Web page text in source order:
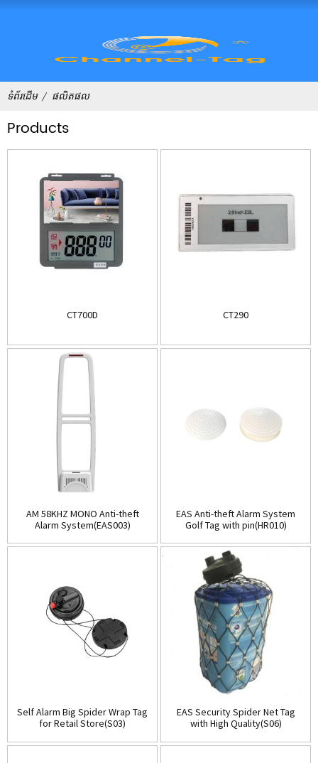
ទំព័រដើម ផលិតផល
Products
CT700D CT290
AM 58KHZ MONO Anti-theft
Alarm System(EAS003)
EAS Anti-theft Alarm System
Golf Tag with pin(HR010)
Self Alarm Big Spider Wrap Tag
for Retail Store(S03)
EAS Security Spider Net Tag
with High Quality(S06)